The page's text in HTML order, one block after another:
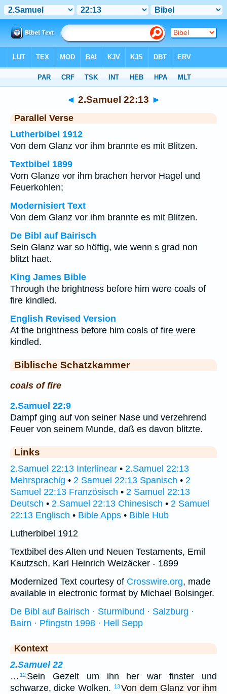
◄ 2.Samuel 22:13 ►
Parallel Verse
Lutherbibel 1912
Von dem Glanz vor ihm brannte es mit Blitzen.
Textbibel 1899
Vom Glanze vor ihm brachen hervor Hagel und
Feuerkohlen;
Modernisiert Text
Von dem Glanz vor ihm brannte es mit Blitzen.
De Bibl auf Bairisch
Sein Glanz war so höftig, wie wenn s grad non
blitzt haet.
King James Bible
Through the brightness before him were coals of
fire kindled.
English Revised Version
At the brightness before him coals of fire were
kindled.
Biblische Schatzkammer
coals of fire
2.Samuel 22:9
Dampf ging auf von seiner Nase und verzehrend
Feuer von seinem Munde, daß es davon blitzte.
Links
2.Samuel 22:13 Interlinear • 2.Samuel 22:13
Mehrsprachig • 2 Samuel 22:13 Spanisch • 2
Samuel 22:13 Französisch • 2 Samuel 22:13
Deutsch • 2.Samuel 22:13 Chinesisch • 2 Samuel
22:13 Englisch • Bible Apps • Bible Hub
Lutherbibel 1912
Textbibel des Alten und Neuen Testaments, Emil
Kautzsch, Karl Heinrich Weizäcker - 1899
Modernized Text courtesy of Crosswire.org, made
available in electronic format by Michael Bolsinger.
De Bibl auf Bairisch · Sturmibund · Salzburg ·
Bairn · Pfingstn 1998 · Hell Sepp
Kontext
2.Samuel 22
… 12 Sein Gezelt um ihn her war finster und
schwarze, dicke Wolken.
13Von dem Glanz vor ihm